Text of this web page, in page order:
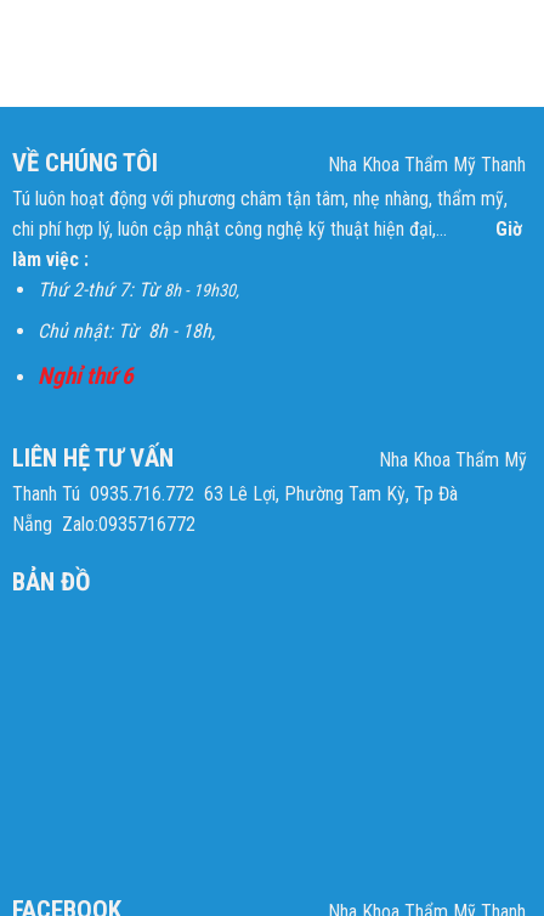
VỀ CHÚNG TÔI
Nha Khoa Thẩm Mỹ Thanh
Tú luôn hoạt động với phương châm tận tâm, nhẹ nhàng, thẩm mỹ,
chi phí hợp lý, luôn cập nhật công nghệ kỹ thuật hiện đại,...
Giờ
làm việc :
Thứ 2-thứ 7: Từ8h - 19h30,
Chủ nhật: Từ 8h - 18h,
Nghỉ thứ 6
LIÊN HỆ TƯ VẤN
Nha Khoa Thẩm Mỹ
Thanh Tú 0935.716.772 63 Lê Lợi, Phường Tam Kỳ, Tp Đà
Nẵng Zalo:0935716772
BẢN ĐỒ
FACEBOOK